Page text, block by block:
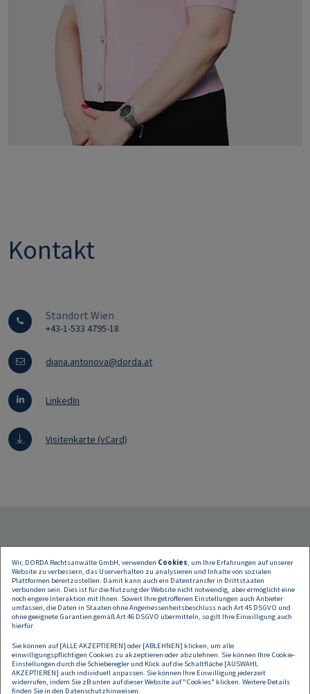
Kontakt
Standort Wien
+43-1-533 4795-18
diana.antonova@dorda.at
LinkedIn
Visitenkarte (vCard)
Sprachen
Wir, DORDA Rechtsanwälte GmbH, verwenden Cookies, um Ihre Erfahrungen auf unserer
Website zu verbessern, das Userverhalten zu analysieren und Inhalte von sozialen
Plattformen bereitzustellen. Damit kann auch ein Datentransfer in Drittstaaten
verbunden sein. Dies ist für die Nutzung der Website nicht notwendig, aber ermöglicht eine
noch engere Interaktion mit Ihnen. Soweit Ihre getroffenen Einstellungen auch Anbieter
umfassen, die Daten in Staaten ohne Angemessenheitsbeschluss nach Art 45 DSGVO und
ohne geeignete Garantien gemäß Art 46 DSGVO übermitteln, so gilt Ihre Einwilligung auch
hierfür.
Sie können auf [ALLE AKZEPTIEREN] oder [ABLEHNEN] klicken, um alle
einwilligungspflichtigen Cookies zu akzeptieren oder abzulehnen. Sie können Ihre Cookie-
Einstellungen durch die Schieberegler und Klick auf die Schaltfläche [AUSWAHL
AKZEPTIEREN] auch individuell anpassen. Sie können Ihre Einwilligung jederzeit
widerrufen, indem Sie zB unten auf dieser Website auf "Cookies" klicken. Weitere Details
finden Sie in den Datenschutzhinweisen.